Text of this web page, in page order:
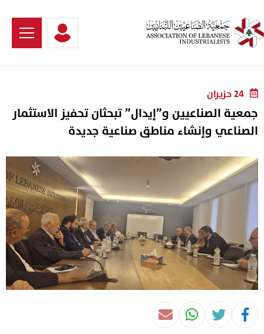
24 حزيران
جمعية الصناعيين و”إيدال” تبحثان تحفيز الاستثمار
الصناعي وإنشاء مناطق صناعية جديدة